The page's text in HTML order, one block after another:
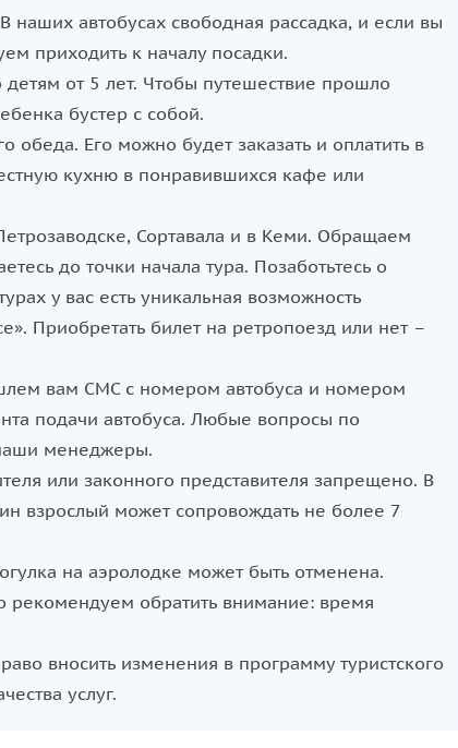
наших автобусах свободная рассадка, и если вы
приходить к началу посадки.
от 5 лет. Чтобы путешествие прошло
бустер с собой.
Его можно будет заказать и оплатить в
кухню в понравившихся кафе или
Сортавала и в Кеми. Обращаем
до точки начала тура. Позаботьтесь о
у вас есть уникальная возможность
Приобретать билет на ретропоезд или нет –
вам СМС с номером автобуса и номером
подачи автобуса. Любые вопросы по
менеджеры.
или законного представителя запрещено. В
взрослый может сопровождать не более 7
на аэролодке может быть отменена.
рекомендуем обратить внимание: время
вносить изменения в программу туристского
услуг.